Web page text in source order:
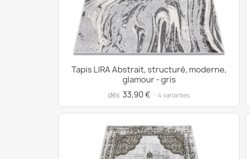
Tapis LIRA Abstrait, structuré, moderne,
glamour - gris
dès 33,90 € · 4 variantes